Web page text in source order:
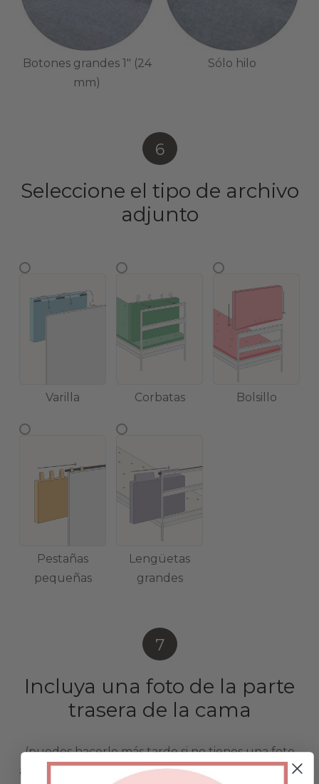
Botones grandes 1" (24
mm)
Sólo hilo
6
Seleccione el tipo de archivo
adjunto
Varilla Corbatas Bolsillo
Pestañas
pequeñas
Lengüetas
grandes
7
Incluya una foto de la parte
trasera de la cama
(puedes hacerlo más tarde si no tienes una foto
ahora, pero la necesitaremos para asegurarnos de